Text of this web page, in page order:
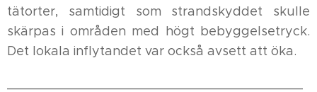
tätorter, samtidigt som strandskyddet skulle
skärpas i områden med högt bebyggelsetryck.
Det lokala inflytandet var också avsett att öka.